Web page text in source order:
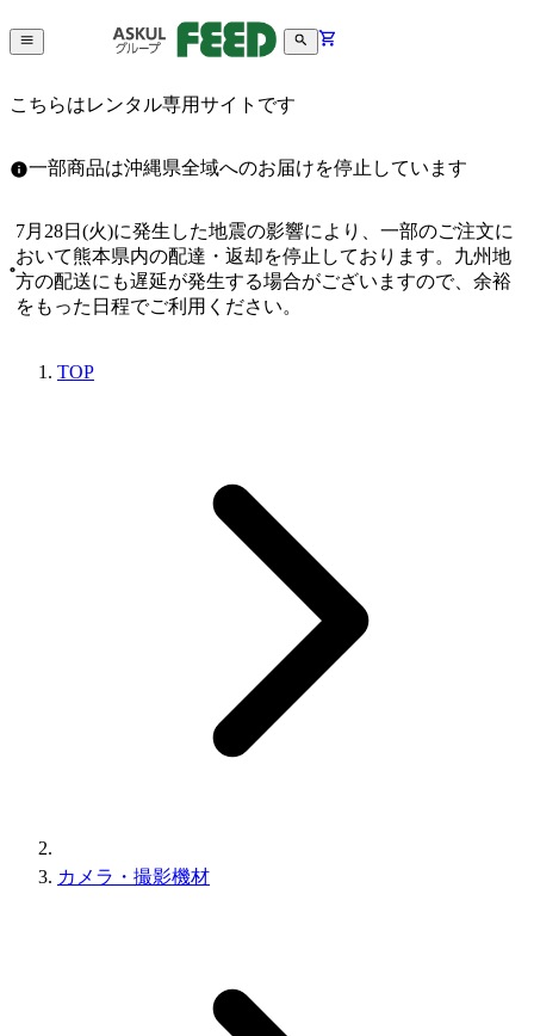
こちらはレンタル専用サイトです
一部商品は沖縄県全域へのお届けを停止しています
7月28日(火)に発生した地震の影響により、一部のご注文に
おいて熊本県内の配達・返却を停止しております。九州地
方の配送にも遅延が発生する場合がございますので、余裕
をもった日程でご利用ください。
TOP
カメラ・撮影機材